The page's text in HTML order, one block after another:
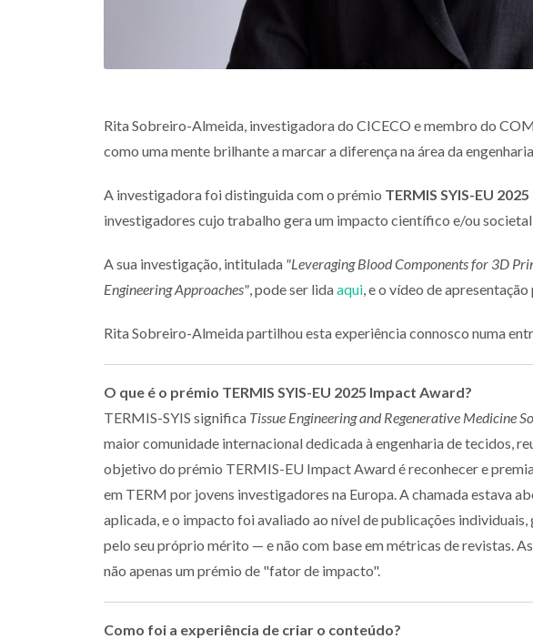
Rita Sobreiro-Almeida, investigadora do CICECO e membro do
como uma mente brilhante a marcar a diferença na área da
A investigadora foi distinguida com o prémio TERMIS SYIS-EU
investigadores cujo trabalho gera um impacto científico e/ou
A sua investigação, intitulada "Leveraging Blood Components for 3D
Engineering Approaches", pode ser lidaaqui, e o vídeo de
Rita Sobreiro-Almeida partilhou esta experiência connosco numa
O que é o prémio TERMIS SYIS-EU 2025 Impact Award?
TERMIS-SYIS significa Tissue Engineering and Regenerative Medicine
maior comunidade internacional dedicada à engenharia de tecidos,
objetivo do prémio TERMIS-EU Impact Award é reconhecer e
em TERM por jovens investigadores na Europa. A chamada estava
aplicada, e o impacto foi avaliado ao nível de publicações
pelo seu próprio mérito — e não com base em métricas de revistas.
não apenas um prémio de "fator de impacto".
Como foi a experiência de criar o conteúdo?